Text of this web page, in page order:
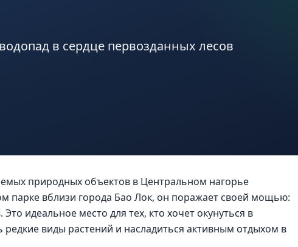
в сердце первозданных лесов
природных объектов в Центральном нагорье
парке вблизи города Бао Лок, он поражает своей мощью:
идеальное место для тех, кто хочет окунуться в
редкие виды растений и насладиться активным отдыхом в